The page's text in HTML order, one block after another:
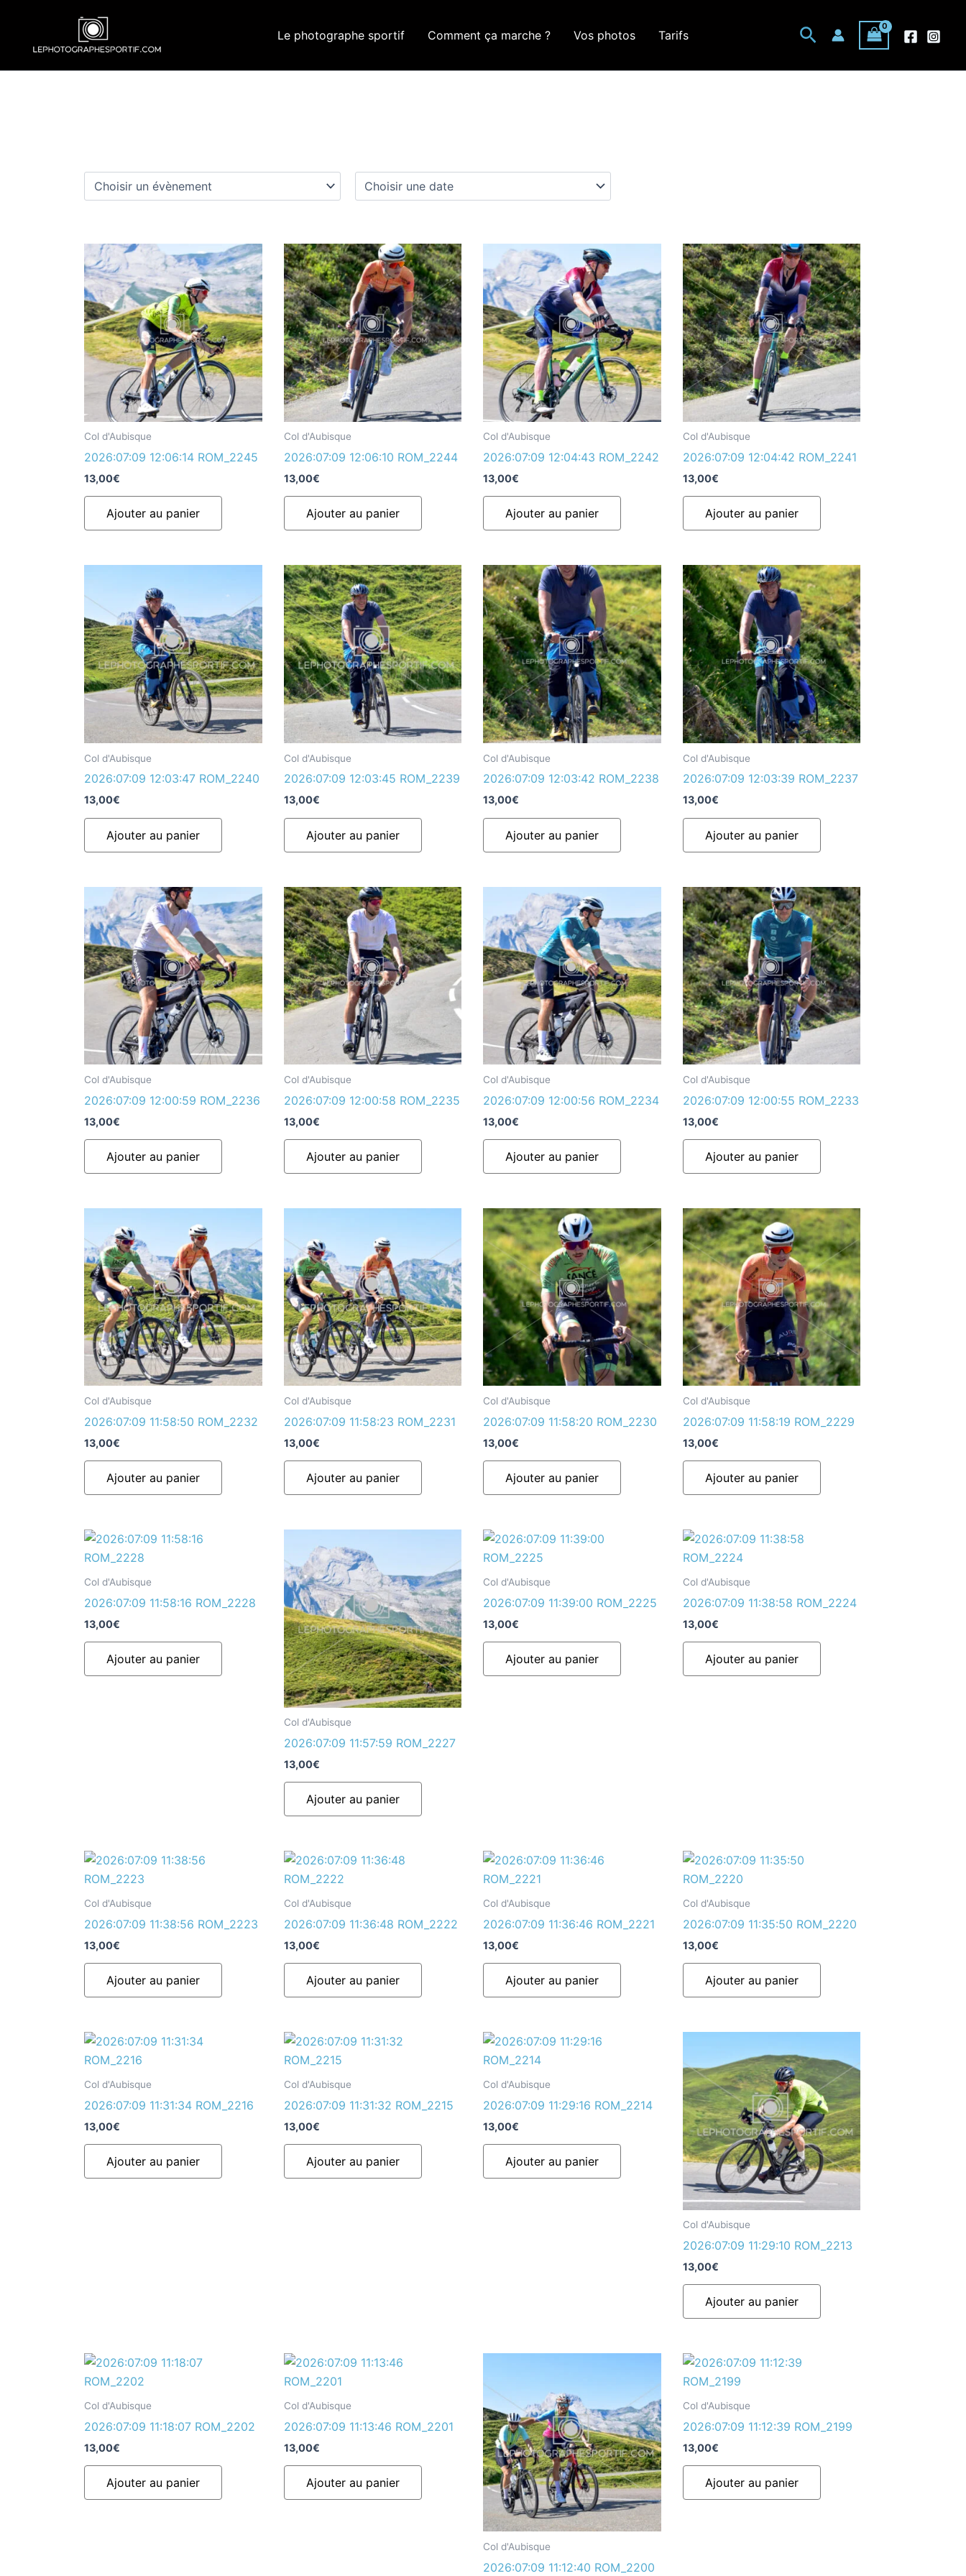
contenu
Le photographe sportif Comment ça marche ? Vos photos Tarifs Rechercher
Col d'Aubisque
2026:07:09 12:06:14 ROM_2245
13,00€
Ajouter au panier
Col d'Aubisque
2026:07:09 12:06:10 ROM_2244
13,00€
Ajouter au panier
Col d'Aubisque
2026:07:09 12:04:43 ROM_2242
13,00€
Ajouter au panier
Col d'Aubisque
2026:07:09 12:04:42 ROM_2241
13,00€
Ajouter au panier
Col d'Aubisque
2026:07:09 12:03:47 ROM_2240
13,00€
Ajouter au panier
Col d'Aubisque
2026:07:09 12:03:45 ROM_2239
13,00€
Ajouter au panier
Col d'Aubisque
2026:07:09 12:03:42 ROM_2238
13,00€
Ajouter au panier
Col d'Aubisque
2026:07:09 12:03:39 ROM_2237
13,00€
Ajouter au panier
Col d'Aubisque
2026:07:09 12:00:59 ROM_2236
13,00€
Ajouter au panier
Col d'Aubisque
2026:07:09 12:00:58 ROM_2235
13,00€
Ajouter au panier
Col d'Aubisque
2026:07:09 12:00:56 ROM_2234
13,00€
Ajouter au panier
Col d'Aubisque
2026:07:09 12:00:55 ROM_2233
13,00€
Ajouter au panier
Col d'Aubisque
2026:07:09 11:58:50 ROM_2232
13,00€
Ajouter au panier
Col d'Aubisque
2026:07:09 11:58:23 ROM_2231
13,00€
Ajouter au panier
Col d'Aubisque
2026:07:09 11:58:20 ROM_2230
13,00€
Ajouter au panier
Col d'Aubisque
2026:07:09 11:58:19 ROM_2229
13,00€
Ajouter au panier
Col d'Aubisque
2026:07:09 11:58:16 ROM_2228
13,00€
Ajouter au panier
Col d'Aubisque
2026:07:09 11:57:59 ROM_2227
13,00€
Ajouter au panier
Col d'Aubisque
2026:07:09 11:39:00 ROM_2225
13,00€
Ajouter au panier
Col d'Aubisque
2026:07:09 11:38:58 ROM_2224
13,00€
Ajouter au panier
Col d'Aubisque
2026:07:09 11:38:56 ROM_2223
13,00€
Ajouter au panier
Col d'Aubisque
2026:07:09 11:36:48 ROM_2222
13,00€
Ajouter au panier
Col d'Aubisque
2026:07:09 11:36:46 ROM_2221
13,00€
Ajouter au panier
Col d'Aubisque
2026:07:09 11:35:50 ROM_2220
13,00€
Ajouter au panier
Col d'Aubisque
2026:07:09 11:31:34 ROM_2216
13,00€
Ajouter au panier
Col d'Aubisque
2026:07:09 11:31:32 ROM_2215
13,00€
Ajouter au panier
Col d'Aubisque
2026:07:09 11:29:16 ROM_2214
13,00€
Ajouter au panier
Col d'Aubisque
2026:07:09 11:29:10 ROM_2213
13,00€
Ajouter au panier
Col d'Aubisque
2026:07:09 11:18:07 ROM_2202
13,00€
Ajouter au panier
Col d'Aubisque
2026:07:09 11:13:46 ROM_2201
13,00€
Ajouter au panier
Col d'Aubisque
2026:07:09 11:12:40 ROM_2200
Col d'Aubisque
2026:07:09 11:12:39 ROM_2199
13,00€
Ajouter au panier